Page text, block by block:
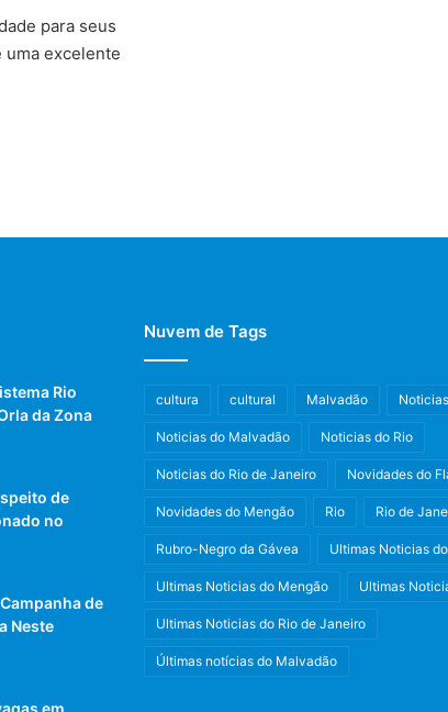
para seus
uma excelente
Rio
da Zona
de
no
de
Neste
em
Nuvem de Tags
cultura cultural Malvadão
Noticias do Malvadão Noticias do Rio
Noticias do Rio de Janeiro Novidades do
Novidades do Mengão Rio Rio de
Rubro-Negro da Gávea Ultimas Noticias
Ultimas Noticias do Mengão Ultimas
Ultimas Noticias do Rio de Janeiro
Últimas notícias do Malvadão